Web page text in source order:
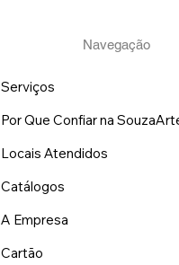
Serviços
Por Que Confiar na SouzaArte.
Locais Atendidos
Catálogos
A Empresa